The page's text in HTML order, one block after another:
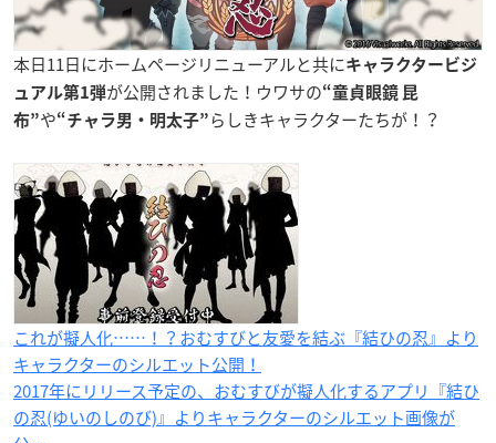
本日11日にホームページリニューアルと共にキャラクタービジ
ュアル第1弾が公開されました！ウワサの“童貞眼鏡 昆
布”や“チャラ男・明太子” らしきキャラクターたちが！？
これが擬人化……！？おむすびと友愛を結ぶ『結ひの忍』より
キャラクターのシルエット公開！
2017年にリリース予定の、おむすびが擬人化するアプリ『結ひ
の忍(ゆいのしのび)』よりキャラクターのシルエット画像が